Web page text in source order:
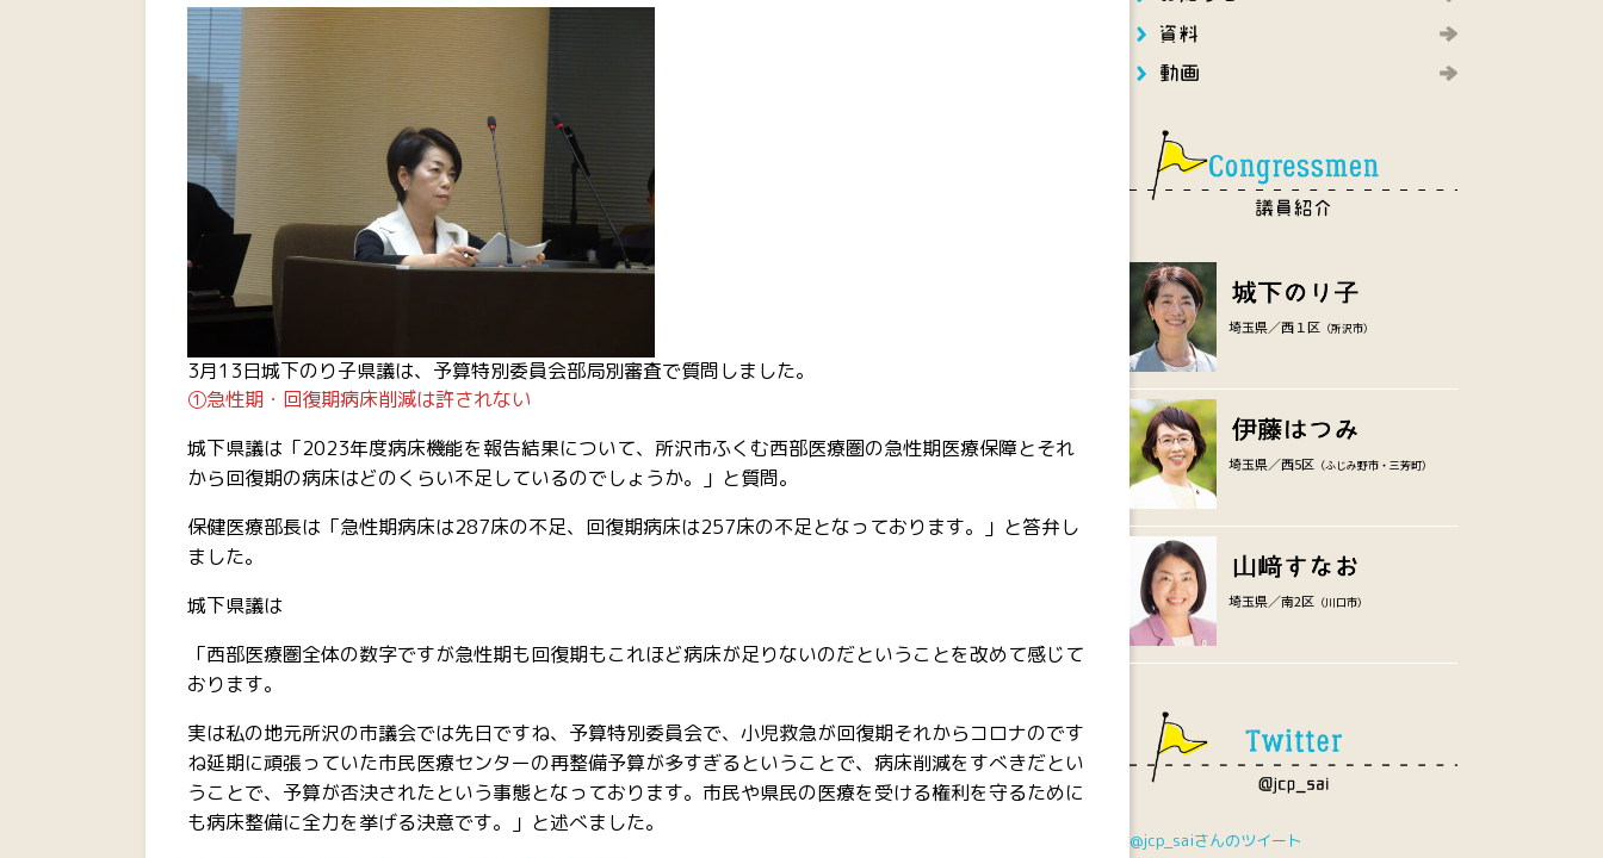
3月13日城下のり子県議は、予算特別委員会部局別審査で質問しました。
①急性期・回復期病床削減は許されない
城下県議は「2023年度病床機能を報告結果について、所沢市ふくむ西部医療圏の急性期医療保障とそれ
から回復期の病床はどのくらい不足しているのでしょうか。」と質問。
保健医療部長は「急性期病床は287床の不足、回復期病床は257床の不足となっております。」と答弁し
ました。
城下県議は
「西部医療圏全体の数字ですが急性期も回復期もこれほど病床が足りないのだということを改めて感じて
おります。
実は私の地元所沢の市議会では先日ですね、予算特別委員会で、小児救急が回復期それからコロナのです
ね延期に頑張っていた市民医療センターの再整備予算が多すぎるということで、病床削減をすべきだとい
うことで、予算が否決されたという事態となっております。市民や県民の医療を受ける権利を守るために
も病床整備に全力を挙げる決意です。」と述べました。
埼玉県／西１区 （所沢市）
埼玉県／西5区 （ふじみ野市・三芳町）
埼玉県／南2区 （川口市）
@jcp_saiさんのツイート